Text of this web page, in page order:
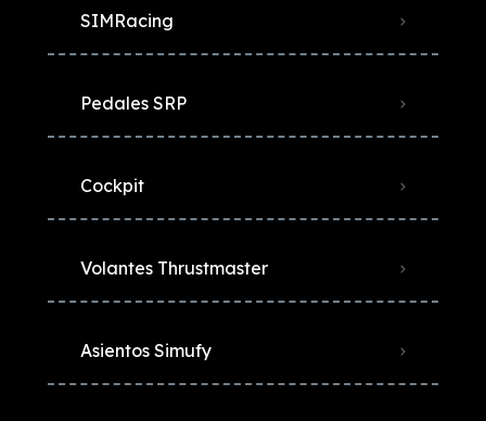
SIMRacing
Pedales SRP
Cockpit
Volantes Thrustmaster
Asientos Simufy